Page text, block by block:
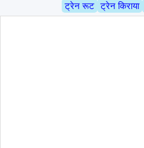
ट्रेन रूट ट्रेन किराया